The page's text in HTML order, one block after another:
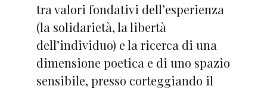
tra valori fondativi dell’esperienza
(la solidarietà, la libertà
dell’individuo) e la ricerca di una
dimensione poetica e di uno spazio
sensibile, presso corteggiando il